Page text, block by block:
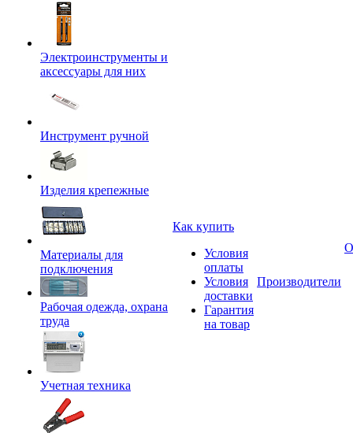
Электроинструменты и
аксессуары для них
Инструмент ручной
Изделия крепежные
Материалы для
подключения
Рабочая одежда, охрана
труда
Учетная техника
Как купить
Условия
оплаты
Условия
доставки
Гарантия
на товар
Производители